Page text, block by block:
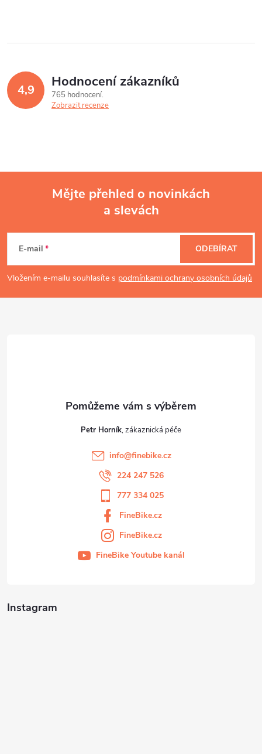
4,9 Hodnocení zákazníků
765 hodnocení
Zobrazit recenze
p
Mějte přehled o novinkách
a slevách
E-mail
Vložením e-mailu souhlasíte s podmínkami ochrany osobních údajů
ODEBÍRAT
Instagram
Petr Horník
info@finebike.cz
224 247 526
777 334 025
FineBike.cz
FineBike.cz
FineBike Youtube kanál